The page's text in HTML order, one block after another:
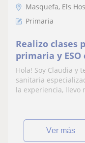
Masquefa, Els
Primaria
Realizo clases
primaria y ESO
especiales o
aprendizaje y
Hola! Soy Claudia y
sanitaria
la experiencia, llevo
ver más